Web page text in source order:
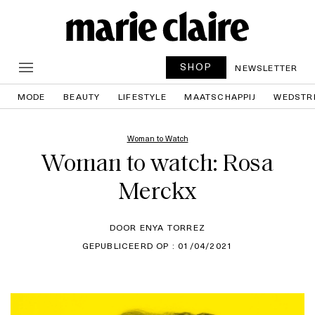
SHOP NEWSLETTER
MODE BEAUTY LIFESTYLE MAATSCHAPPIJ
Woman to Watch
Woman to watch: Rosa
Merckx
DOOR ENYA TORREZ
GEPUBLICEERD OP : 01/04/2021